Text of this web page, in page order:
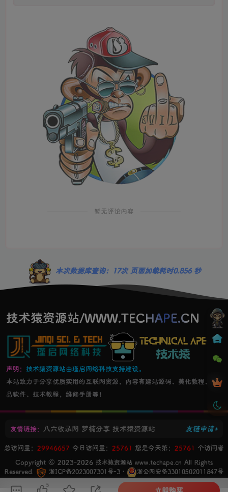
暂无评论内容
本次数据库查询：17次 页面加载耗时0.856 秒
技术猿资源站/WWW.TECHAPE.CN
声明： 技术猿资源站由瑾启网络科技支持建设。
本站致力于分享优质实用的互联网资源，内容有建站源码、美化教程、精
品软件、技术教程，维修手册等！
友链申请+
友情链接： 八六收录网 梦楠分享 技术猿资源站
总访问量： 29946657 今日访问量： 25761 您是今天第： 25761 个访问者
Copyright © 2023-2026 技术猿资源站 www.techape.cn All Rights
Reserved.
浙ICP备2023007301号-3 ・ 浙公网安备33010502011847号
5
立即购买